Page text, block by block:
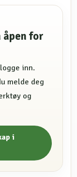
åpen for
inn.
melde deg
og
i